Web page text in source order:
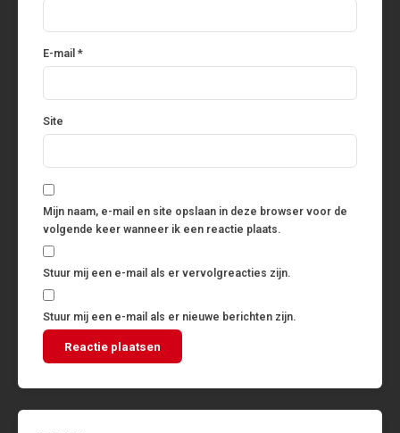
E-mail *
Site
Mijn naam, e-mail en site opslaan in deze browser voor de
volgende keer wanneer ik een reactie plaats.
Stuur mij een e-mail als er vervolgreacties zijn.
Stuur mij een e-mail als er nieuwe berichten zijn.